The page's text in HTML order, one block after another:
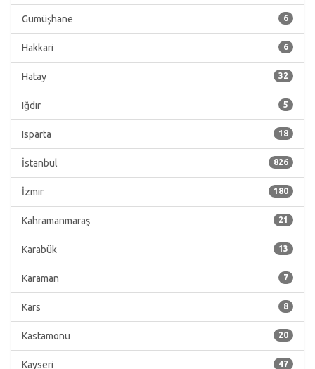
6
Gümüşhane
6
Hakkari
32
Hatay
5
Iğdır
18
Isparta
826
İstanbul
180
İzmir
21
Kahramanmaraş
13
Karabük
7
Karaman
8
Kars
20
Kastamonu
47
Kayseri